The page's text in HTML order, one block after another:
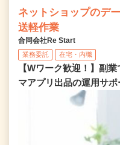
ネットショップのデ
送軽作業
合同会社Re Start
業務委託 在宅・内職
【Wワーク歓迎！】副
マアプリ出品の運用サ